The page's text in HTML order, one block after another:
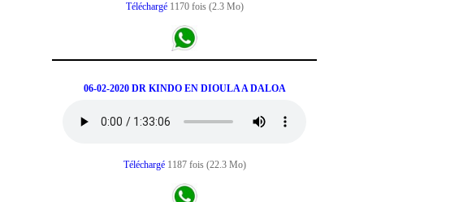
Téléchargé 1170 fois (2.3 Mo)
06-02-2020 DR KINDO EN DIOULA A DALOA
Téléchargé 1187 fois (22.3 Mo)